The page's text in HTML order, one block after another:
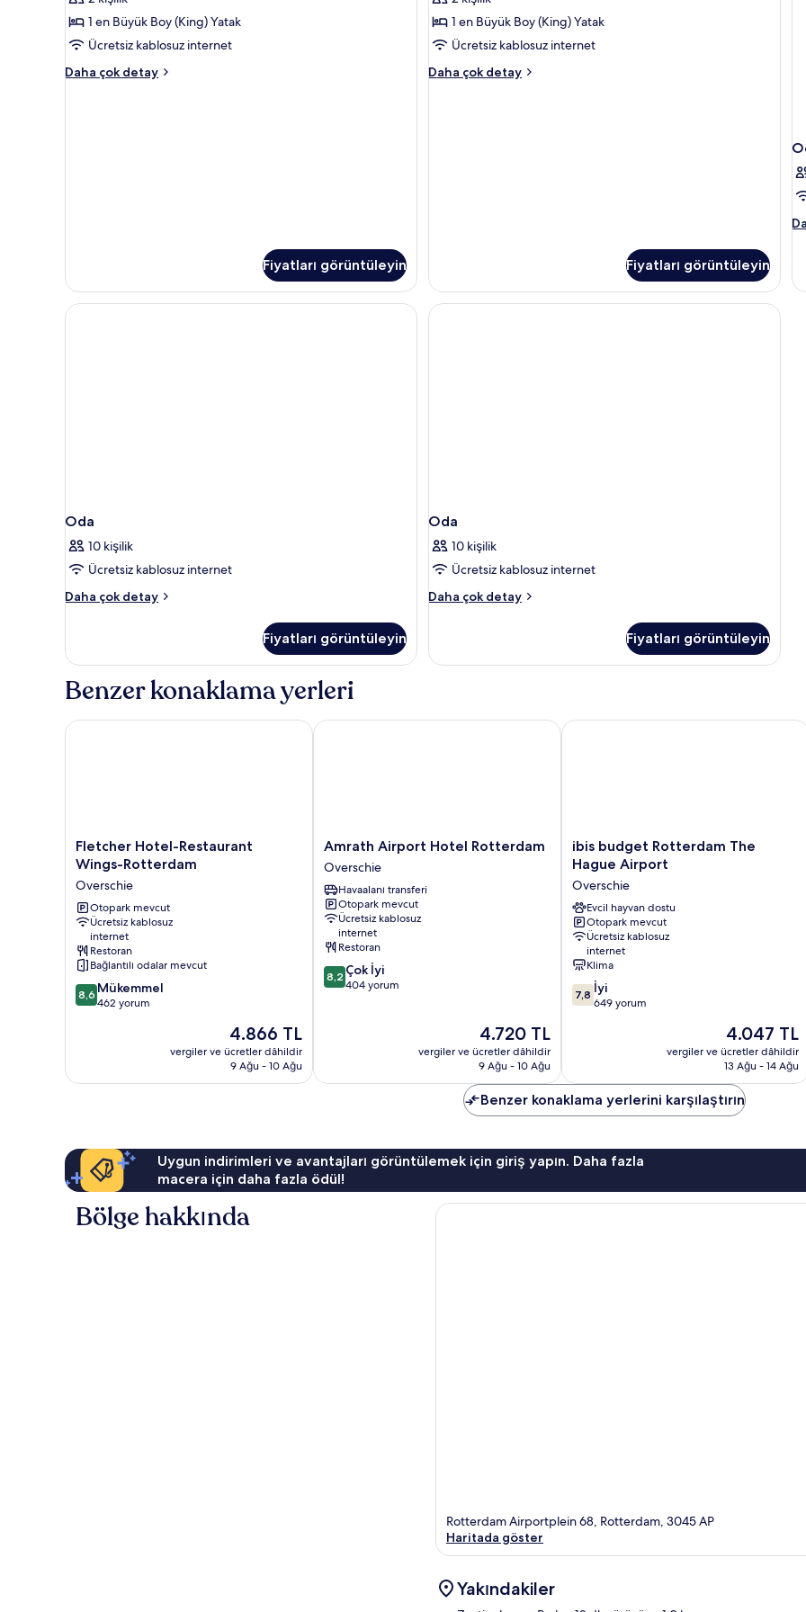
görün1 en Büyük Boy (King) Yatak
Ücretsiz kablosuz internet
Daha çok detay
Stüdyo
Fiyatları görüntüleyin
fotoğrafları
görün
1 en Büyük Boy (King) Yatak
Ücretsiz kablosuz internet
Daha çok detay
Apart
Fiyatları görüntüleyin
Oda
10 kişilik
Ücretsiz kablosuz internet
Daha çok detay
Oda
detay
Fiyatları görüntüleyin
Oda
10 kişilik
Ücretsiz kablosuz internet
Daha çok detay
Oda
detay
Fiyatları görüntüleyin
Benzer konaklama yerleri
Fletcher
Hotel-
Restaurant
Wings-
Rotterdam
Overschie
Fletcher Hotel-Restaurant
Wings-Rotterdam
Overschie
Otopark mevcut
Ücretsiz kablosuz
internet
Restoran
Bağlantılı odalar mevcut
10
üzerinden
8,6 Mükemmel
462 yorum
Güncel
fiyat:
4.866 TL
4.866 TL
vergiler ve ücretler dâhildir
9 Ağu - 10 Ağu
Fletcher Hotel-Restaurant Wings-Rotterdam
Amrath
Airport
Hotel
Rotterdam
Overschie
Amrath Airport Hotel Rotterdam
Overschie
Havaalanı transferi
Otopark mevcut
Ücretsiz kablosuz
internet
Restoran
10
üzerinden
8,2 Çok İyi
404 yorum
Güncel
fiyat:
4.720 TL
4.720 TL
vergiler ve ücretler dâhildir
9 Ağu - 10 Ağu
Amrath Airport Hotel Rotterdam
ibis
budget
Rotterdam
The
Hague
Airport
Overschie
ibis budget Rotterdam The
Hague Airport
Overschie
Evcil hayvan dostu
Otopark mevcut
Ücretsiz kablosuz
internet
Klima
10
üzerinden
7,8 İyi
649 yorum
Güncel
fiyat:
4.047 TL
4.047 TL
vergiler ve ücretler dâhildir
13 Ağu - 14 Ağu
ibis budget Rotterdam The Hague
Benzer konaklama yerlerini karşılaştırın
Uygun indirimleri ve avantajları görüntülemek için giriş yapın. Daha fazla
macera için daha fazla ödül!
Bölge hakkında
Rotterdam Airportplein 68, Rotterdam, 3045 AP
Haritada göster
Yakındakiler